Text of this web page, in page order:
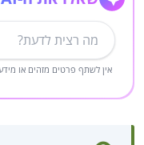
אין לשתף פרטים מזהים או